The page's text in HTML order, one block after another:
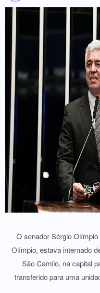
O senador Sérgio
Olímpio, estava internado
São Camilo, na capital
transferido para uma